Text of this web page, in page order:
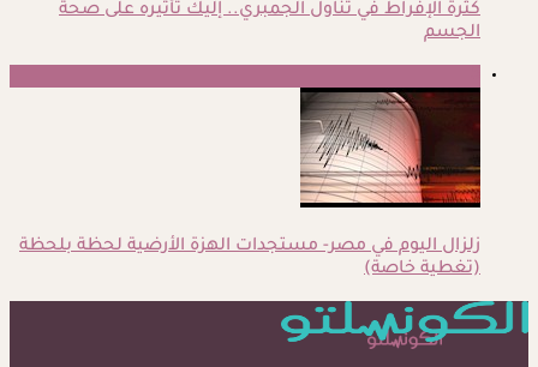
كثرة الإفراط في تناول الجمبري.. إليك تأثيره على صحة
الجسم
زلزال اليوم في مصر- مستجدات الهزة الأرضية لحظة بلحظة
(تغطية خاصة)